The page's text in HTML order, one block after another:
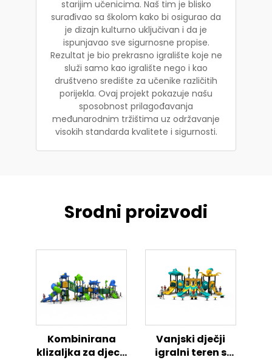
starijim učenicima. Naš tim je blisko
surađivao sa školom kako bi osigurao da
je dizajn kulturno uključivan i da je
ispunjavao sve sigurnosne propise.
Rezultat je bio prekrasno igralište koje ne
služi samo kao igralište nego i kao
društveno središte za učenike različitih
porijekla. Ovaj projekt pokazuje našu
sposobnost prilagođavanja
međunarodnim tržištima uz održavanje
visokih standarda kvalitete i sigurnosti.
Srodni proizvodi
Kombinirana
klizaljka za djecu
Vanjski dječji
igralni teren s